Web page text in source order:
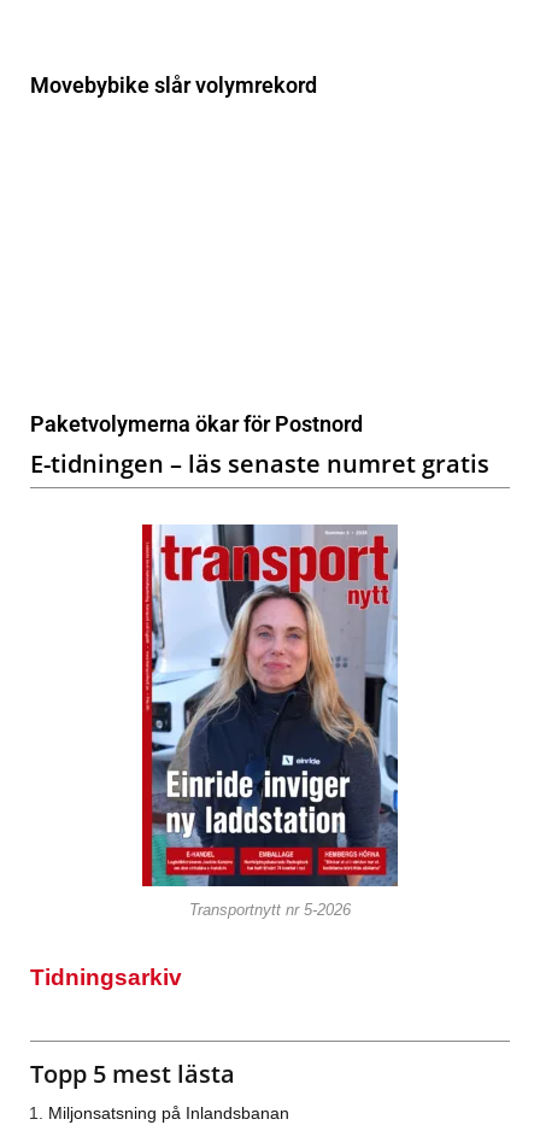
Movebybike slår volymrekord
Paketvolymerna ökar för Postnord
E-tidningen – läs senaste numret gratis
Transportnytt nr 5-2026
Tidningsarkiv
Topp 5 mest lästa
Miljonsatsning på Inlandsbanan